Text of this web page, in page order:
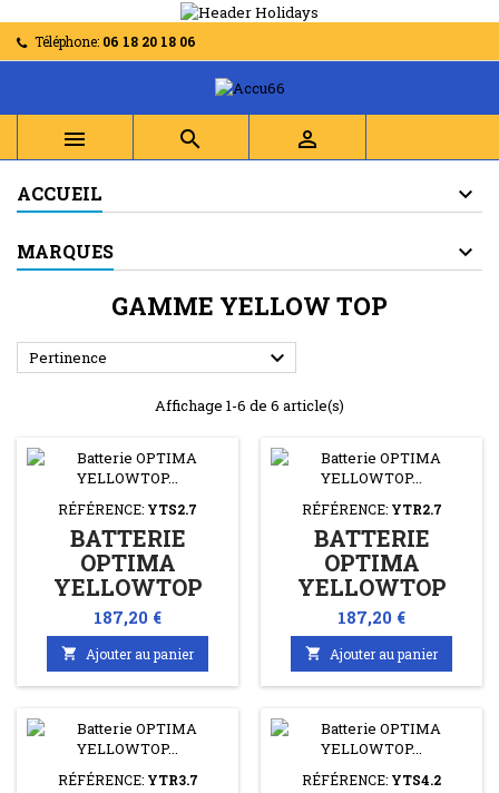
Téléphone: 06 18 20 18 06
  
ACCUEIL
MARQUES
GAMME YELLOW TOP
Pertinence 
Affichage 1-6 de 6 article(s)
RÉFÉRENCE: YTS2.7
BATTERIE
OPTIMA
YELLOWTOP
YTS2.7 12V 38AH
460A + À
GAUCHE PLOMB
SPIRALÉ
Prix
187,20 €
 Ajouter au panier
RÉFÉRENCE: YTR2.7
BATTERIE
OPTIMA
YELLOWTOP
YTR2.7 12V 38AH
460A + À DROITE
PLOMB SPIRALÉ
Prix
187,20 €
 Ajouter au panier
RÉFÉRENCE: YTR3.7 RÉFÉRENCE: YTS4.2